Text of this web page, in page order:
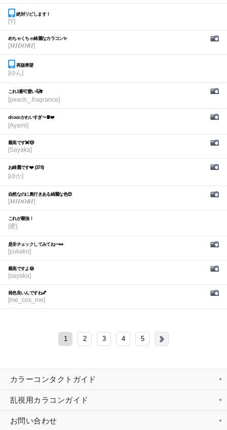
絶対リピします！
[Y]
めちゃくちゃ綺麗なカラコン✨
[𝑴𝑰𝑫𝑶𝑹𝑰]
再販希望
[ゆん]
これ1番可愛い🐱❣️
[peach_.fragrance]
chocoかわいすぎ〜🍫❤️
[Ayami]
最高です💓😍
[Sayaka]
お綺麗です❤️ (378)
[ゆか]
自然なのに奥行きある綺麗な色😍
[𝑴𝑰𝑫𝑶𝑹𝑰]
これが最強！
[蜜]
是非チェックしてみてねー👀
[yukako]
最高ですよ😆
[sayaka]
発色良いんですね💕︎
[me_cos_me]
1 2 3 4 5
カラーコンタクトガイド
乱視用カラコンガイド
お問い合わせ